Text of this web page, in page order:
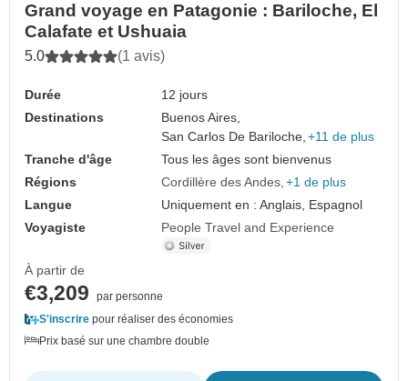
Grand voyage en Patagonie : Bariloche, El
Calafate et Ushuaia
5.0 (1 avis)
Durée
12 jours
Destinations
Buenos Aires,
San Carlos De Bariloche, +11 de plus
Tranche d'âge
Tous les âges sont bienvenus
Régions
Cordillère des Andes +1 de plus
Langue
Uniquement en : Anglais, Espagnol
Voyagiste
People Travel and Experience
À partir de
€3,209
par personne
S'inscrire pour réaliser des économies
Prix basé sur une chambre double